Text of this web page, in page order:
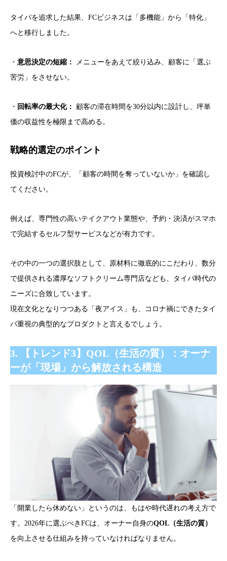
タイパを追求した結果、FCビジネスは「多機能」から「特化」
へと移行しました。
・ 意思決定の短縮：
メニューをあえて絞り込み、顧客に「選ぶ
苦労」をさせない。
・ 回転率の最大化：
顧客の滞在時間を30分以内に設計し、坪単
価の収益性を極限まで高める。
戦略的選定のポイント
投資検討中のFCが、「顧客の時間を奪っていないか」を確認し
てください。
例えば、専門性の高いテイクアウト業態や、予約・決済がスマホ
で完結するセルフ型サービスなどが有力です。
その中の一つの選択肢として、原材料に徹底的にこだわり、数分
で提供される濃厚なソフトクリーム専門店なども、タイパ時代の
ニーズに合致しています。
現在文化となりつつある「夜アイス」も、コロナ禍にできたタイ
パ重視の典型的なプロダクトと言えるでしょう。
3. 【トレンド3】QOL（生活の質）：オーナ
ーが「現場」から解放される構造
「開業したら休めない」というのは、もはや時代遅れの考え方で
す。2026年に選ぶべきFCは、オーナー自身のQOL（生活の質）
を向上させる仕組みを持っていなければなりません。